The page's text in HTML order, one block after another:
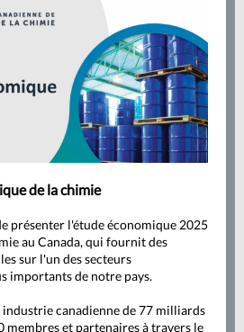
de la chimie
présenter l'étude économique 2025
au Canada, qui fournit des
sur l'un des secteurs
importants de notre pays.
industrie canadienne de 77 milliards
membres et partenaires à travers le